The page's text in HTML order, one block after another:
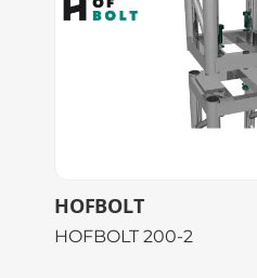
HOFBOLT
HOFBOLT 200-2